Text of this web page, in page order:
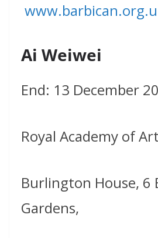
Ai Weiwei
End: 13 December
Royal Academy of
Burlington House, 6
Gardens,